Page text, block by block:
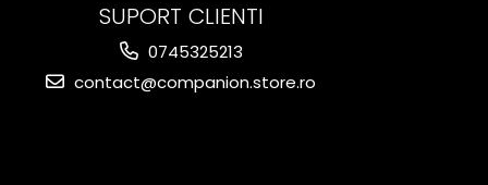
SUPORT CLIENTI
0745325213
contact@companion.store.ro